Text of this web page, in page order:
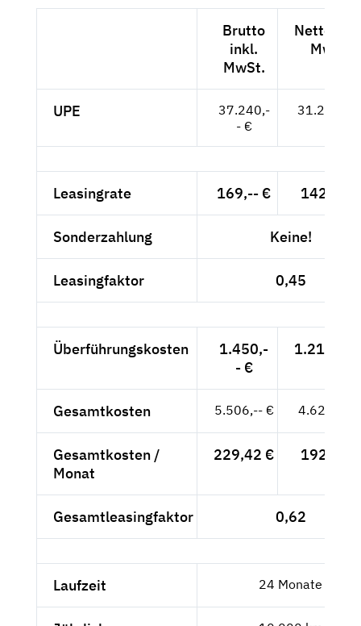
Brutto
inkl.
MwSt.
Netto
MwSt.
UPE
37.240,-
- €
31.294,--
Leasingrate 169,-- € 142,02 €
Sonderzahlung Keine!
Leasingfaktor 0,45
Überführungskosten
1.450,-
- €
1.218,49
Gesamtkosten 5.506,-- € 4.626,89
Gesamtkosten /
Monat
229,42 € 192,79 €
Gesamtleasingfaktor 0,62
Laufzeit 24 Monate